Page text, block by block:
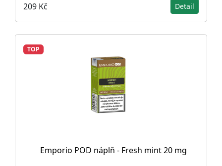
209 Kč Detail
TOP
Emporio POD náplň - Fresh mint 20 mg